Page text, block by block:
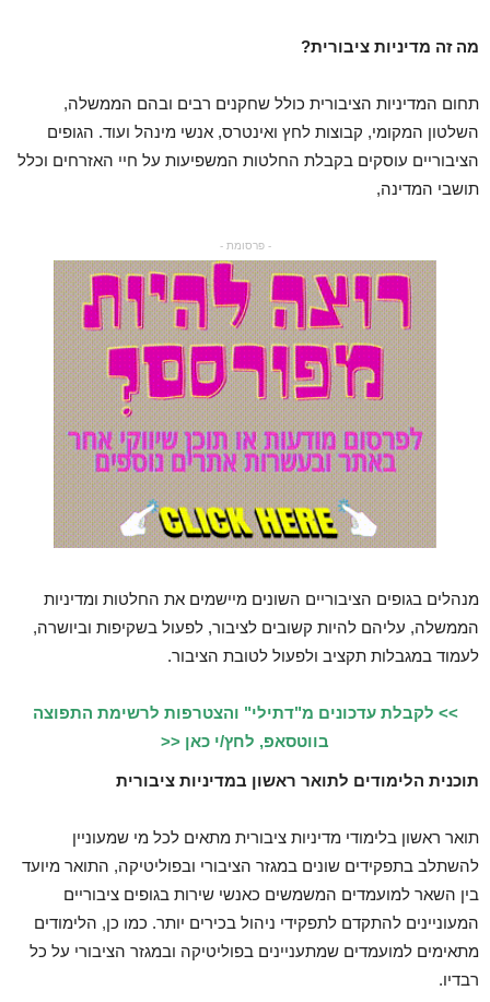
מה זה מדיניות ציבורית?
תחום המדיניות הציבורית כולל שחקנים רבים ובהם הממשלה,
השלטון המקומי, קבוצות לחץ ואינטרס, אנשי מינהל ועוד. הגופים
הציבוריים עוסקים בקבלת החלטות המשפיעות על חיי האזרחים וכלל
תושבי המדינה,
- פרסומת -
מנהלים בגופים הציבוריים השונים מיישמים את החלטות ומדיניות
הממשלה, עליהם להיות קשובים לציבור, לפעול בשקיפות וביושרה,
לעמוד במגבלות תקציב ולפעול לטובת הציבור.
>> לקבלת עדכונים מ"דתילי" והצטרפות לרשימת התפוצה
בווטסאפ, לחץ/י כאן <<
תוכנית הלימודים לתואר ראשון במדיניות ציבורית
תואר ראשון בלימודי מדיניות ציבורית מתאים לכל מי שמעוניין
להשתלב בתפקידים שונים במגזר הציבורי ובפוליטיקה, התואר מיועד
בין השאר למועמדים המשמשים כאנשי שירות בגופים ציבוריים
המעוניינים להתקדם לתפקידי ניהול בכירים יותר. כמו כן, הלימודים
מתאימים למועמדים שמתעניינים בפוליטיקה ובמגזר הציבורי על כל
רבדיו.